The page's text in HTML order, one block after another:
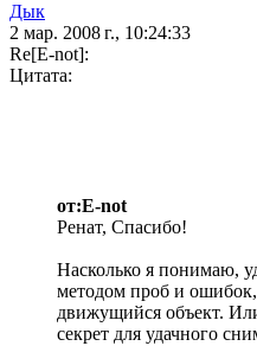
Дык
2 мар. 2008 г., 10:24:33
Re[E-not]:
Цитата:
от:E-not
Ренат, Спасибо!
Насколько я понимаю,
методом проб и
движущийся объект.
секрет для удачного